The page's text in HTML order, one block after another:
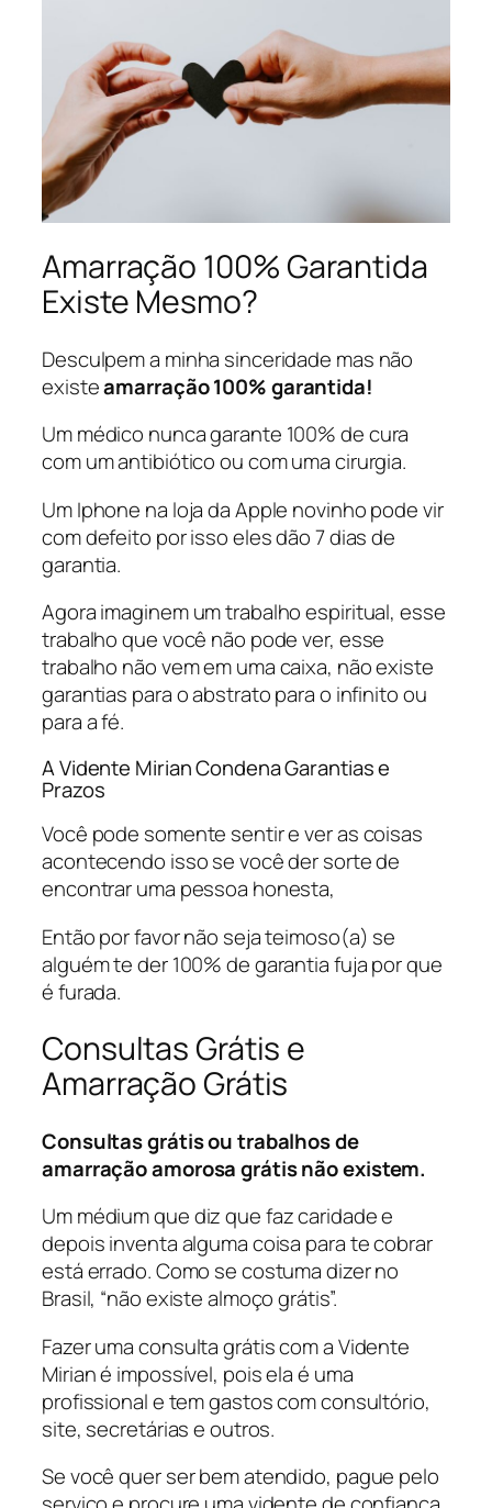
Amarração 100% Garantida
Existe Mesmo?
Desculpem a minha sinceridade mas não
existeamarração 100% garantida!
Um médico nunca garante 100% de cura
com um antibiótico ou com uma cirurgia.
Um Iphone na loja da Apple novinho pode vir
com defeito por isso eles dão 7 dias de
garantia.
Agora imaginem um trabalho espiritual, esse
trabalho que você não pode ver, esse
trabalho não vem em uma caixa, não existe
garantias para o abstrato para o infinito ou
para a fé.
A Vidente Mirian Condena Garantias e
Prazos
Você pode somente sentir e ver as coisas
acontecendo isso se você der sorte de
encontrar uma pessoa honesta,
Então por favor não seja teimoso(a) se
alguém te der 100% de garantia fuja por que
é furada.
Consultas Grátis e
Amarração Grátis
Consultas grátis ou trabalhos de
amarração amorosa grátis não existem.
Um médium que diz que faz caridade e
depois inventa alguma coisa para te cobrar
está errado. Como se costuma dizer no
Brasil, “não existe almoço grátis”.
Fazer uma consulta grátis com a Vidente
Mirian é impossível, pois ela é uma
profissional e tem gastos com consultório,
site, secretárias e outros.
Se você quer ser bem atendido, pague pelo